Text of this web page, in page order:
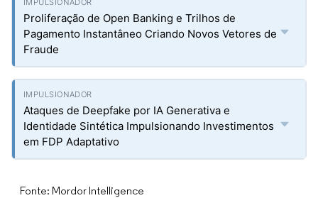
Proliferação de Open Banking e Trilhos de
Pagamento Instantâneo Criando Novos Vetores de
Fraude
Ataques de Deepfake por IA Generativa e
Identidade Sintética Impulsionando Investimentos
em FDP Adaptativo
Fonte: Mordor Intelligence